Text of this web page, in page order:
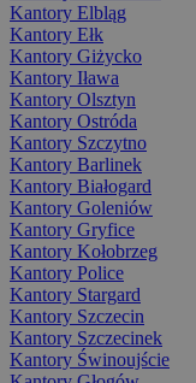
Kantory Elbląg
Kantory Ełk
Kantory Giżycko
Kantory Iława
Kantory Olsztyn
Kantory Ostróda
Kantory Szczytno
Kantory Barlinek
Kantory Białogard
Kantory Goleniów
Kantory Gryfice
Kantory Kołobrzeg
Kantory Police
Kantory Stargard
Kantory Szczecin
Kantory Szczecinek
Kantory Świnoujście